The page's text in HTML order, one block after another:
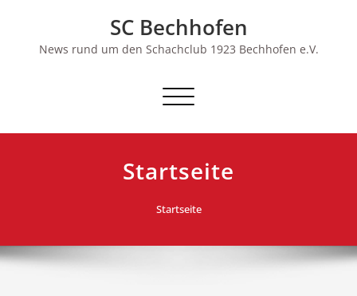
SC Bechhofen
News rund um den Schachclub 1923 Bechhofen e.V.
Schalte
Startseite
Startseite